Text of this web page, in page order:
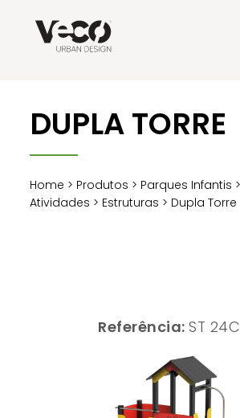
DUPLA TORRE
Home > Produtos > Parques Infantis >
Atividades > Estruturas > Dupla Torre
Referência:ST